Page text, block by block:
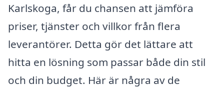
Karlskoga, får du chansen att jämföra
priser, tjänster och villkor från flera
leverantörer. Detta gör det lättare att
hitta en lösning som passar både din stil
och din budget. Här är några av de